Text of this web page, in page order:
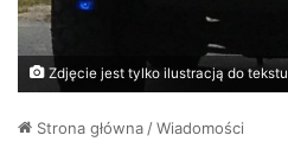
Zdjęcie jest tylko ilustracją do tekstu
Strona główna /Wiadomości